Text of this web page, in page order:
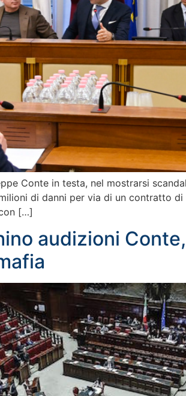
Conte in testa, nel mostrarsi
di danni per via di un contratto
[…]
audizioni